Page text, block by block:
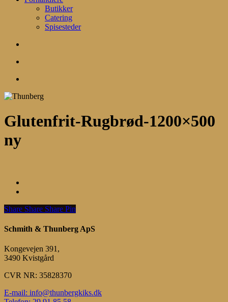
Butikker
Catering
Spisesteder
Glutenfrit-Rugbrød-1200×500
ny
Share
Share Share Share Pin
Schmith & Thunberg ApS
Kongevejen 391,
3490 Kvistgård
CVR NR: 35828370
E-mail: info@thunbergkiks.dk